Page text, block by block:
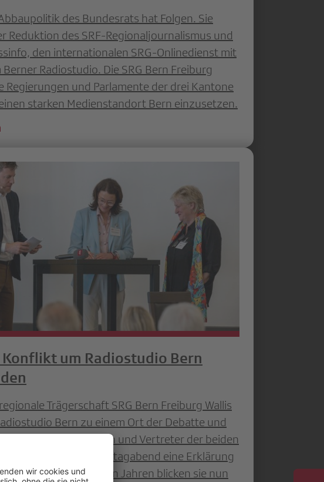
des Bundesrats hat Folgen. Sie
Reduktion des SRF-Regionaljournalismus und
den internationalen SRG-Onlinedienst mit
Radiostudio. Die SRG Bern Freiburg
Regierungen und Parlamente der drei Kantone
starken Medienstandort Bern einzusetzen.
Konflikt um Radiostudio Bern
Trägerschaft SRG Bern Freiburg Wallis
Bern zu einem Ort der Debatte und
machen. Vertreterinnen und Vertreter der beiden
haben dazu am Freitagabend eine Erklärung
– nach konfliktreichen Jahren blicken sie nun